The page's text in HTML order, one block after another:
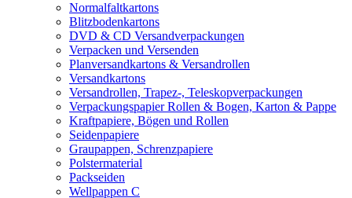
Normalfaltkartons
Blitzbodenkartons
DVD & CD Versandverpackungen
Verpacken und Versenden
Planversandkartons & Versandrollen
Versandkartons
Versandrollen, Trapez-, Teleskopverpackungen
Verpackungspapier Rollen & Bogen, Karton & Pappe
Kraftpapiere, Bögen und Rollen
Seidenpapiere
Graupappen, Schrenzpapiere
Polstermaterial
Packseiden
Wellpappen C